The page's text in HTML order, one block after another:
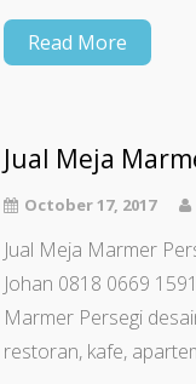
Read More
Jual Meja
October 17, 2017
Jual Meja Marmer
Johan 0818 0669
Marmer Persegi
restoran, kafe,